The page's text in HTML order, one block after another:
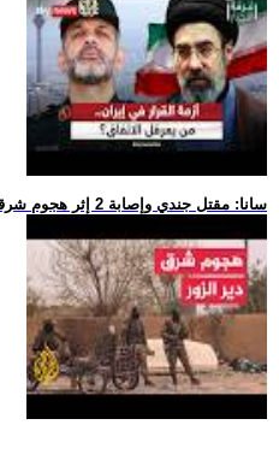
.. سانا: مقتل جندي وإصابة 2 إثر هجوم شرقي دير الزور